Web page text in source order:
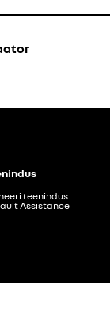
teenindus
Assistance